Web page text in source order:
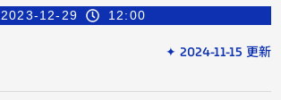
2023-12-29 12:00
✦ 2024-11-15 更新